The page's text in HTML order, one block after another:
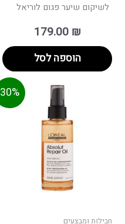
30%
חבילות ומבצעים
המחיר
המקורי
היה:
לשיקום שיער פגום לוריאל
179.00 ₪
הוספה לסל